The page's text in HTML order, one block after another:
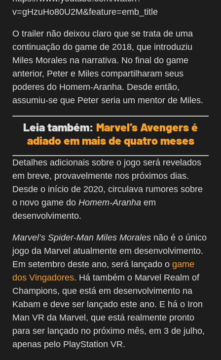
v=gHzuHo80U2M&feature=emb_title
O trailer não deixou claro que se trata de uma
continuação do game de 2018, que introduziu
Miles Morales na narrativa. No final do game
anterior, Peter e Miles compartilharam seus
poderes do Homem-Aranha. Desde então,
assumiu-se que Peter seria um mentor de Miles.
Leia também: Marvel’s Avengers é
adiado em mais de quatro meses
Detalhes adicionais sobre o jogo será revelados
em breve, provavelmente nos próximos dias.
Desde o início de 2020, circulava rumores sobre
o novo game do Homem-Aranha em
desenvolvimento.
Marvel’s Spider-Man Miles Morales não é o único
jogo da Marvel atualmente em desenvolvimento.
Em setembro deste ano, será lançado o game
dos Vingadores. Há também o Marvel Realm of
Champions, que está em desenvolvimento na
Kabam e deve ser lançado este ano. E há o Iron
Man VR da Marvel, que está realmente pronto
para ser lançado no próximo mês, em 3 de julho,
apenas pelo PlayStation VR.